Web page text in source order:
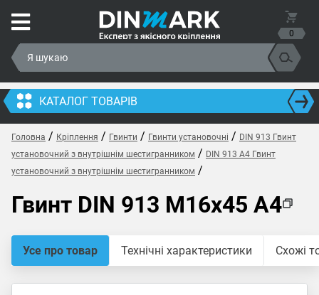
0
КАТАЛОГ ТОВАРІВ
Головна / Кріплення / Гвинти / Гвинти установочні / DIN 913 Гвинт
установочний з внутрішнім шестигранником / DIN 913 A4 Гвинт
установочний з внутрішнім шестигранником /
Гвинт DIN 913 M16x45 A4
Усе про товар Технічні характеристики Схожі